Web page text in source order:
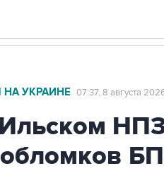
УКРАИНЕ 07:37, 8 августа
обломков